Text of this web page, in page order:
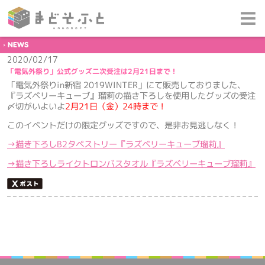
NEWS
2020/02/17
「電気外祭り」公式グッズ二次受注は2月21日まで！
「電気外祭りin新宿 2019WINTER」にて販売しておりました、
『ラズベリーキューブ』瑠莉の描き下ろしを使用したグッズの受注
〆切がいよいよ2月21日（金）24時まで！
このイベントだけの限定グッズですので、是非お見逃しなく！
→描き下ろしB2タペストリー『ラズベリーキューブ瑠莉』
→描き下ろしライクトロンバスタオル『ラズベリーキューブ瑠莉』